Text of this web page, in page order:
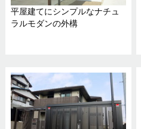
平屋建てにシンプルなナチュ
ラルモダンの外構